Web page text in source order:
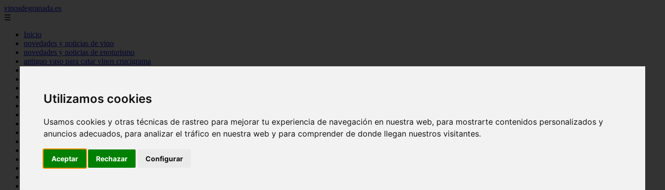
Utilizamos cookies
Usamos cookies y otras técnicas de rastreo para mejorar tu experiencia de navegación en nuestra web, para mostrarte contenidos personalizados y
anuncios adecuados, para analizar el tráfico en nuestra web y para comprender de donde llegan nuestros visitantes.
Aceptar Rechazar Configurar
vinosdegranada.es
☰
Inicio
novedades y noticias de vino
novedades y noticias de enoturismo
antiguo vaso para catar vinos crucigrama
Sevilla - sevilla
Barcelona - barcelona
Santa-cruz-de-tenerife - guía-de-isora
La-rioja - casalarreina
Almería - roquetas-de-mar